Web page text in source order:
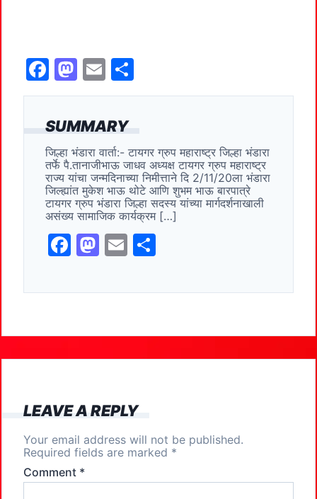
SUMMARY
जिल्हा भंडारा वार्ता:- टायगर ग्रुप महाराष्ट्र जिल्हा भंडारा
तर्फे पै.तानाजीभाऊ जाधव अध्यक्ष टायगर ग्रुप महाराष्ट्र
राज्य यांचा जन्मदिनाच्या निमीत्ताने दि 2/11/20ला भंडारा
जिल्ह्यांत मुकेश भाऊ थोटे आणि शुभम भाऊ बारपात्रे
टायगर ग्रुप भंडारा जिल्हा सदस्य यांच्या मार्गदर्शनाखाली
असंख्य सामाजिक कार्यक्रम […]
F
c
b
o
k
M
st
d
o
E
ai ar
F
a
c
e
b
o
o
k
M
a
st
o
d
o
n
E
m
ai
l
h
LEAVE A REPLY
Your email address will not be published.
Required fields are marked *
Comment *